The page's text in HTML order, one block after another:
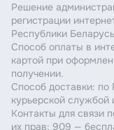
Решение
регистрации
Республики
Способ оплаты в
картой при
получении.
Способ доставки: по
курьерской службой
Контакты для связи
их прав: 909 —